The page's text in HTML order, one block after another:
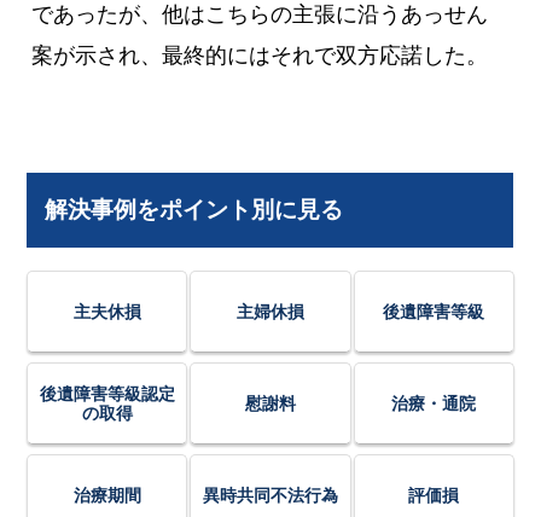
であったが、他はこちらの主張に沿うあっせん
案が示され、最終的にはそれで双方応諾した。
解決事例をポイント別に見る
主夫休損 主婦休損 後遺障害等級
後遺障害等級認定
の取得
慰謝料 治療・通院
治療期間 異時共同不法行為 評価損